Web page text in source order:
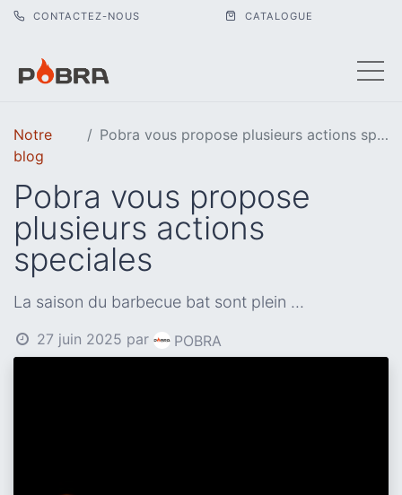
CONTACTEZ-NOUS CATALOGUE
Notre
blog
Pobra vous propose plusieurs actions speciales
Pobra vous propose
plusieurs actions
speciales
La saison du barbecue bat sont plein ...
27 juin 2025 par POBRA